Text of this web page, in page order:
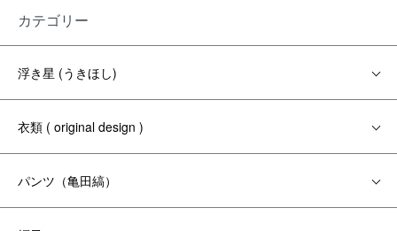
カテゴリー
浮き星 (うきほし)
衣類 ( original design )
パンツ（亀田縞）